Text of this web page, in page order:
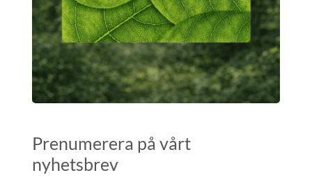
Prenumerera på vårt
nyhetsbrev